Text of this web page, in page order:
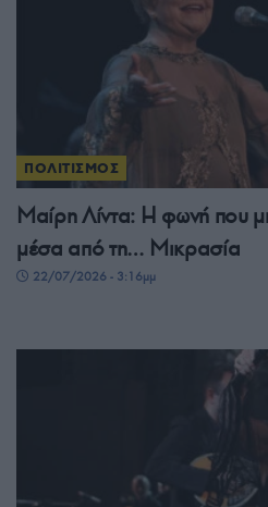
ΠΟΛΙΤΙΣΜΟΣ
Μαίρη Λίντα: Η φωνή που
μέσα από τη… Μικρασία
22/07/2026 - 3:16μμ